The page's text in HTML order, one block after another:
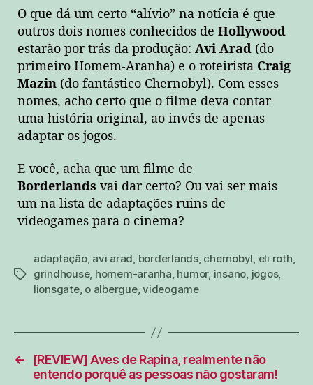
O que dá um certo “alívio” na notícia é que
outros dois nomes conhecidos de Hollywood
estarão por trás da produção: Avi Arad (do
primeiro Homem-Aranha) e o roteirista Craig
Mazin (do fantástico Chernobyl). Com esses
nomes, acho certo que o filme deva contar
uma história original, ao invés de apenas
adaptar os jogos.
E você, acha que um filme de
Borderlands vai dar certo? Ou vai ser mais
um na lista de adaptações ruins de
videogames para o cinema?
tags
adaptação, avi arad, borderlands, chernobyl, eli roth,
grindhouse, homem-aranha, humor, insano, jogos,
lionsgate, o albergue,videogame
←
[REVIEW] Aves de Rapina, realmente não
entendo porquê as pessoas não gostaram!